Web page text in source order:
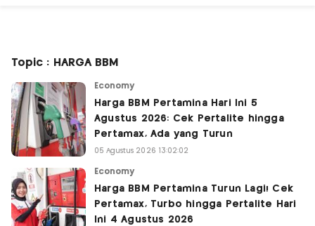
Topic : HARGA BBM
Economy
Harga BBM Pertamina Hari Ini 5
Agustus 2026: Cek Pertalite hingga
Pertamax, Ada yang Turun
05 Agustus 2026 13:02:02
Economy
Harga BBM Pertamina Turun Lagi! Cek
Pertamax, Turbo hingga Pertalite Hari
Ini 4 Agustus 2026